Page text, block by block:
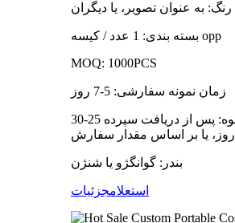
رنگ: به عنوان تصویر، یا دیگران
بسته بندی: 1 عدد / کیسه opp
MOQ: 1000PCS
زمان نمونه سفارشی: 5-7 روز
زمان تحویل انبوه: پس از دریافت سپرده 25-30
روز، یا بر اساس مقدار سفارش
بندر: گوانگژو یا شنژن
استعلامجزئیات